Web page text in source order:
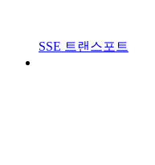
SSE 트랜스포트